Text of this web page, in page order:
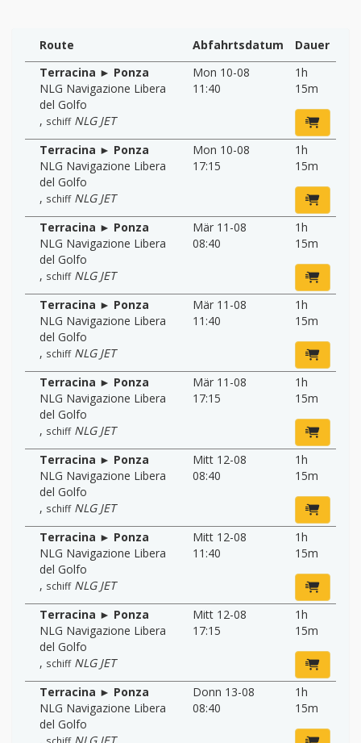
Route Abfahrtsdatum
Dauer
Terracina ► Ponza
NLG Navigazione Libera
del Golfo
, schiff NLG JET
Mon 10-08
11:40
1h
15m
Terracina ► Ponza
NLG Navigazione Libera
del Golfo
, schiff NLG JET
Mon 10-08
17:15
1h
15m
Terracina ► Ponza
NLG Navigazione Libera
del Golfo
, schiff NLG JET
Mär 11-08
08:40
1h
15m
Terracina ► Ponza
NLG Navigazione Libera
del Golfo
, schiff NLG JET
Mär 11-08
11:40
1h
15m
Terracina ► Ponza
NLG Navigazione Libera
del Golfo
, schiff NLG JET
Mär 11-08
17:15
1h
15m
Terracina ► Ponza
NLG Navigazione Libera
del Golfo
, schiff NLG JET
Mitt 12-08
08:40
1h
15m
Terracina ► Ponza
NLG Navigazione Libera
del Golfo
, schiff NLG JET
Mitt 12-08
11:40
1h
15m
Terracina ► Ponza
NLG Navigazione Libera
del Golfo
, schiff NLG JET
Mitt 12-08
17:15
1h
15m
Terracina ► Ponza
NLG Navigazione Libera
del Golfo
Donn 13-08
08:40
1h
15m